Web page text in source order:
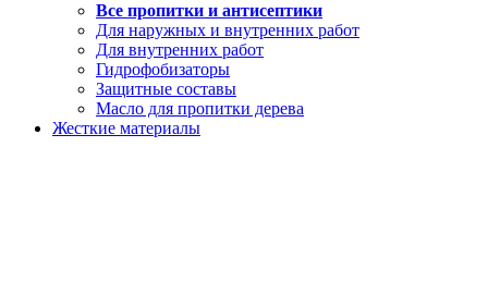
Все пропитки и антисептики
Для наружных и внутренних работ
Для внутренних работ
Гидрофобизаторы
Защитные составы
Масло для пропитки дерева
Жесткие материалы